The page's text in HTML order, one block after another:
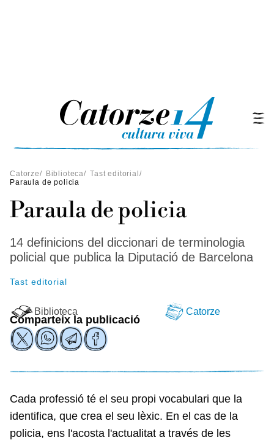
Catorze/ Biblioteca/ Tast editorial /
Paraula de policia
Paraula de policia
14 definicions del diccionari de terminologia
policial que publica la Diputació de Barcelona
Tast editorial
Biblioteca Catorze
Comparteix la publicació
Cada professió té el seu propi vocabulari que la
identifica, que crea el seu lèxic. En el cas de la
policia, ens l'acosta l'actualitat a través de les